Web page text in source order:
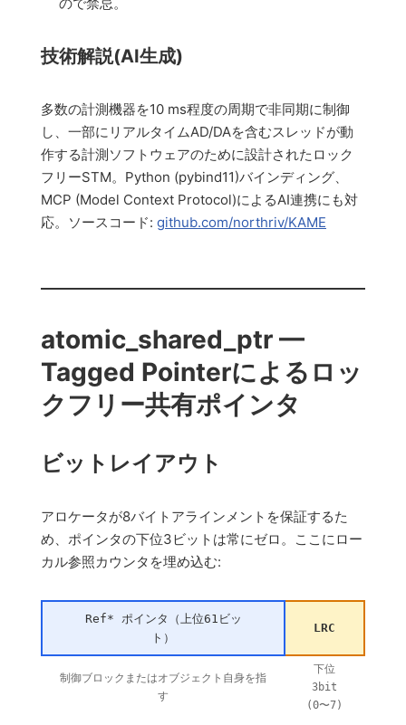
技術解説(AI生成)
多数の計測機器を10 ms程度の周期で非同期に制御
し、一部にリアルタイムAD/DAを含むスレッドが動
作する計測ソフトウェアのために設計されたロック
フリーSTM。Python (pybind11)バインディング、
MCP (Model Context Protocol)によるAI連携にも対
応。ソースコード: github.com/northriv/KAME
atomic_shared_ptr —
Tagged Pointerによるロッ
クフリー共有ポインタ
ビットレイアウト
アロケータが8バイトアラインメントを保証するた
め、ポインタの下位3ビットは常にゼロ。ここにロー
カル参照カウンタを埋め込む:
Ref* ポインタ（上位61ビッ
ト）
LRC
制御ブロックまたはオブジェクト自身を指
す
下位
3bit
(0〜7)